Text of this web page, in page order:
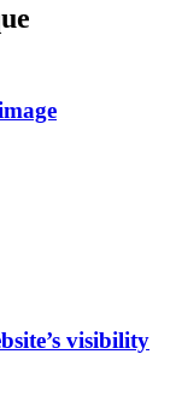
visibility